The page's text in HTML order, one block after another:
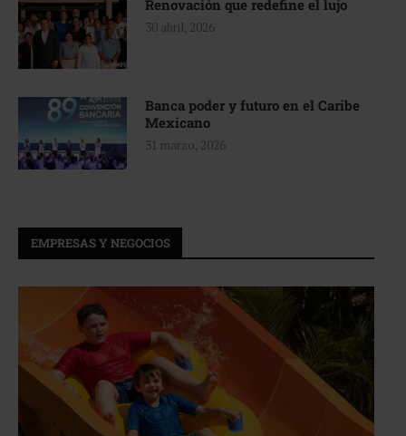
Renovación que redefine el lujo
30 abril, 2026
Banca poder y futuro en el Caribe
Mexicano
31 marzo, 2026
EMPRESAS Y NEGOCIOS